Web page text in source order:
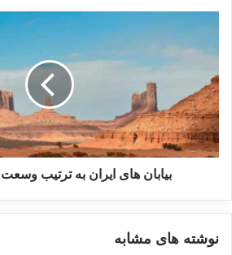
بیابان های ایران به ترتیب
نوشته های مشابه